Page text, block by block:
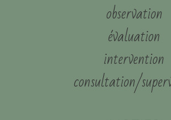
observation
évaluation
intervention
consultation/